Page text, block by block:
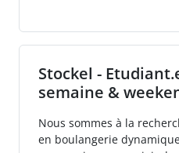
Stockel -
semaine &
Nous sommes à la
en boulangerie